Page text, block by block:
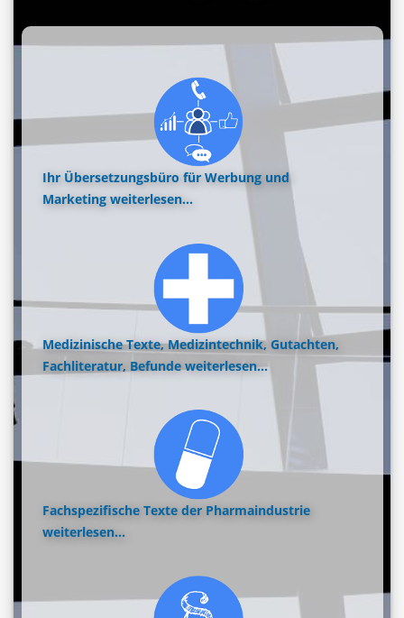
Ihr Übersetzungsbüro für Werbung und
Marketing weiterlesen...
Medizinische Texte, Medizintechnik, Gutachten,
Fachliteratur, Befunde weiterlesen...
Fachspezifische Texte der Pharmaindustrie
weiterlesen...